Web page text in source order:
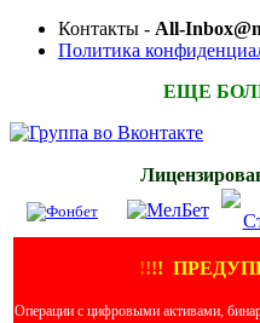
Контакты - All-
Политика
ЕЩЕ
!!!!
Операции с цифровыми активами,